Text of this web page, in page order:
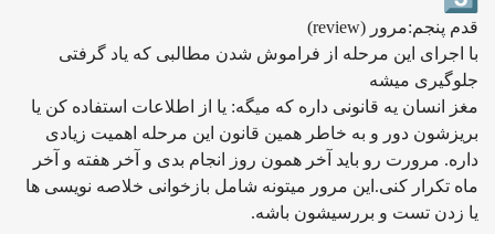
قدم پنجم:مرور (review)
با اجرای این مرحله از فراموش شدن مطالبی که یاد گرفتی
جلوگیری میشه
مغز انسان یه قانونی داره که میگه: یا از اطلاعات استفاده کن یا
بریزشون دور و به خاطر همین قانون این مرحله اهمیت زیادی
داره. مرورت رو باید آخر همون روز انجام بدی و آخر هفته و آخر
ماه تکرار کنی.این مرور میتونه شامل بازخوانی خلاصه نویسی ها
یا زدن تست و بررسیشون باشه.